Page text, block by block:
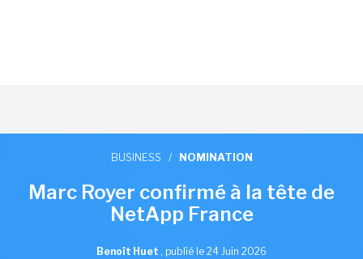
BUSINESS / NOMINATION
Marc Royer confirmé à la tête de
NetApp France
Benoît Huet , publié le 24 Juin 2026